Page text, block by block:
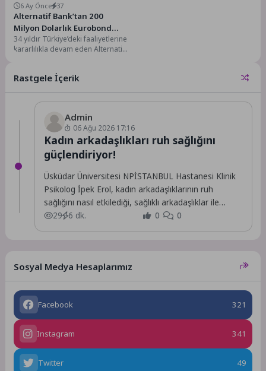
6 Ay Önce 37
Alternatif Bank’tan 200
Milyon Dolarlık Eurobond
İhracı
34 yıldır Türkiye’deki faaliyetlerine
kararlılıkla devam eden Alternatif
kilometre taşı...
Rastgele İçerik
Admin
06 Ağu 2026 17:16
Kadın arkadaşlıkları ruh sağlığını
güçlendiriyor!
Üsküdar Üniversitesi NPİSTANBUL Hastanesi Klinik
Psikolog İpek Erol, kadın arkadaşlıklarının ruh
sağlığını nasıl etkilediği, sağlıklı arkadaşlıklar ile
sağlıksız ilişkilerin ve...
29 6 dk. 0 0
Sosyal Medya Hesaplarımız
Facebook 321
Instagram 341
Twitter 49